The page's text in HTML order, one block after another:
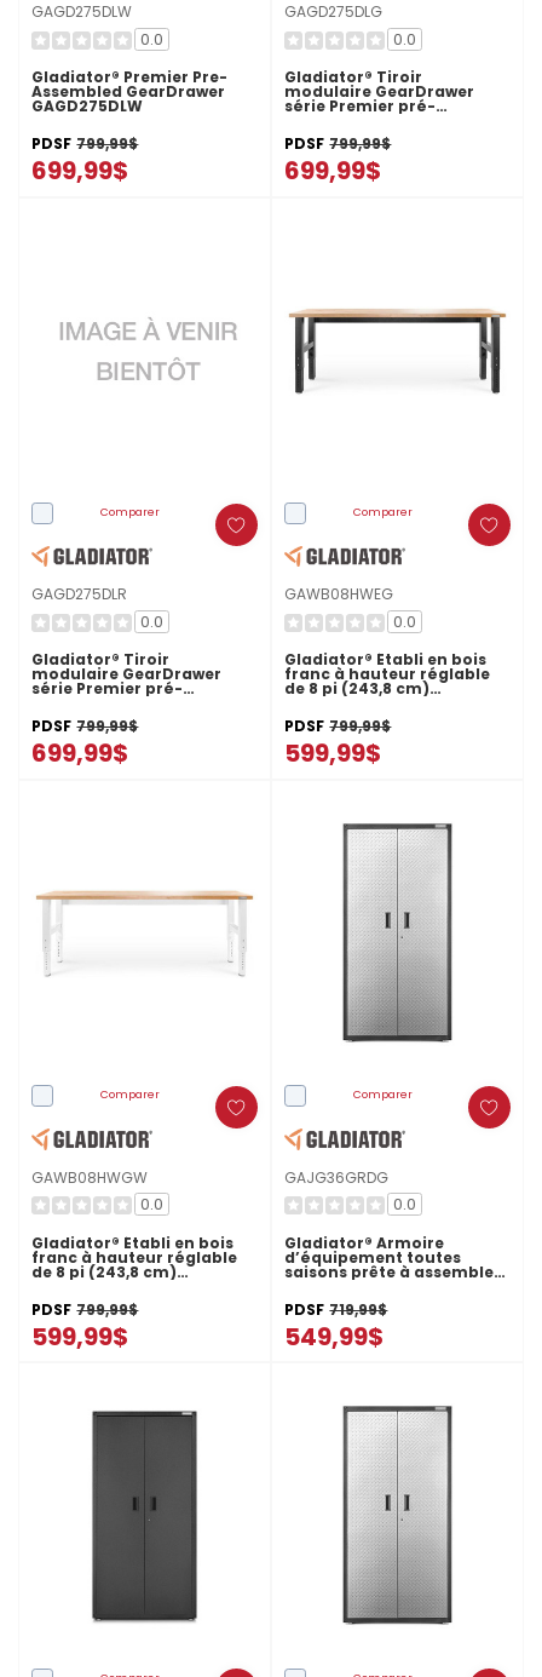
GAGD275DLW
0.0
Gladiator® Premier Pre-
Assembled GearDrawer
GAGD275DLW
PDSF 799,99$
699,99$
GAGD275DLG
0.0
Gladiator® Tiroir
modulaire GearDrawer
série Premier pré-
assemblé GAGD275DLG
PDSF 799,99$
699,99$
Comparer
GAGD275DLR
0.0
Gladiator® Tiroir
modulaire GearDrawer
série Premier pré-
assemblé GAGD275DLR
PDSF 799,99$
699,99$
Comparer
GAWB08HWEG
0.0
Gladiator® Établi en bois
franc à hauteur réglable
de 8 pi (243,8 cm)
GAWB08HWEG
PDSF 799,99$
599,99$
Comparer
GAWB08HWGW
0.0
Gladiator® Établi en bois
franc à hauteur réglable
de 8 pi (243,8 cm)
GAWB08HWGW
PDSF 799,99$
599,99$
Comparer
GAJG36GRDG
0.0
Gladiator® Armoire
d’équipement toutes
saisons prête à assembler
GAJG36GRDG
PDSF 719,99$
549,99$